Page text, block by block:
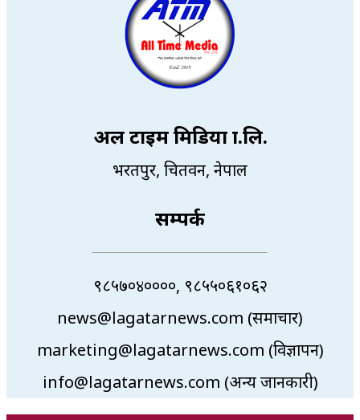
अल टाइम मिडिया प्रा.लि.
भरतपुर, चितवन, नेपाल
सम्पर्क
९८५७०४००००, ९८५५०६१०६२
news@lagatarnews.com (समाचार)
marketing@lagatarnews.com (विज्ञापन)
info@lagatarnews.com (अन्य जानकारी)